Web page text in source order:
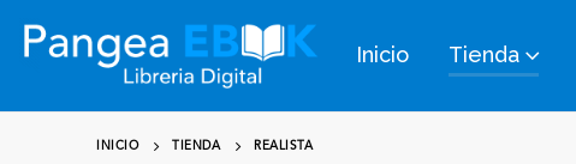
Inicio Tienda
INICIO TIENDA REALISTA